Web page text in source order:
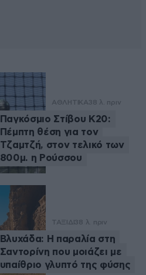
ΑΘΛΗΤΙΚΑ38 λ. πριν
Παγκόσμιο Στίβου Κ20:
Πέμπτη θέση για τον
Τζαμτζή, στον τελικό των
800μ. η Ρούσσου
ΤΑΞΙΔΙ38 λ. πριν
Βλυχάδα: Η παραλία στη
Σαντορίνη που μοιάζει με
υπαίθριο γλυπτό της φύσης